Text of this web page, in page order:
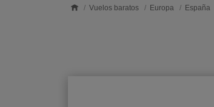
Vuelos baratos Europa España